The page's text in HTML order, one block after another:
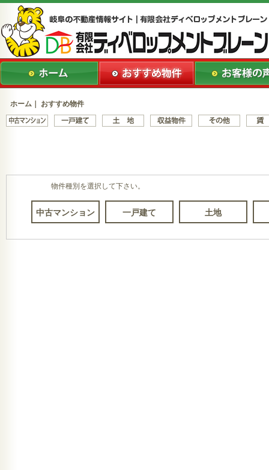
ホーム ｜ おすすめ物件
物件種別を選択して下さい。
中古マンション 一戸建て 土地